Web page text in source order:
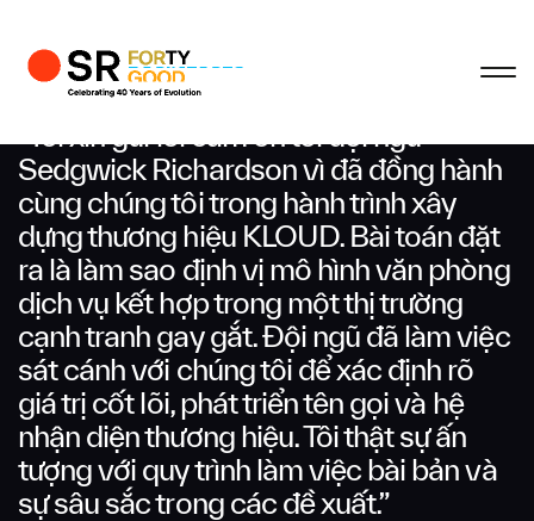
"Tôi xin gửi lời cảm ơn tới đội ngũ
Sedgwick Richardson vì đã đồng hành
cùng chúng tôi trong hành trình xây
dựng thương hiệu KLOUD. Bài toán đặt
ra là làm sao định vị mô hình văn phòng
dịch vụ kết hợp trong một thị trường
cạnh tranh gay gắt. Đội ngũ đã làm việc
sát cánh với chúng tôi để xác định rõ
giá trị cốt lõi, phát triển tên gọi và hệ
nhận diện thương hiệu. Tôi thật sự ấn
tượng với quy trình làm việc bài bản và
sự sâu sắc trong các đề xuất.”
Liên hệ hợp tác
Họ và tên đệm
Tên
Email
Công ty